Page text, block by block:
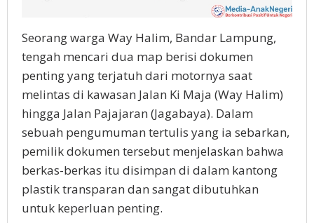
Seorang warga Way Halim, Bandar Lampung,
tengah mencari dua map berisi dokumen
penting yang terjatuh dari motornya saat
melintas di kawasan Jalan Ki Maja (Way Halim)
hingga Jalan Pajajaran (Jagabaya). Dalam
sebuah pengumuman tertulis yang ia sebarkan,
pemilik dokumen tersebut menjelaskan bahwa
berkas-berkas itu disimpan di dalam kantong
plastik transparan dan sangat dibutuhkan
untuk keperluan penting.